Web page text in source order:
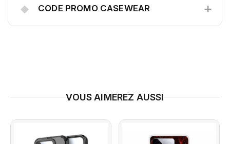
◆ CODE PROMO CASEWEAR +
VOUS AIMEREZ AUSSI